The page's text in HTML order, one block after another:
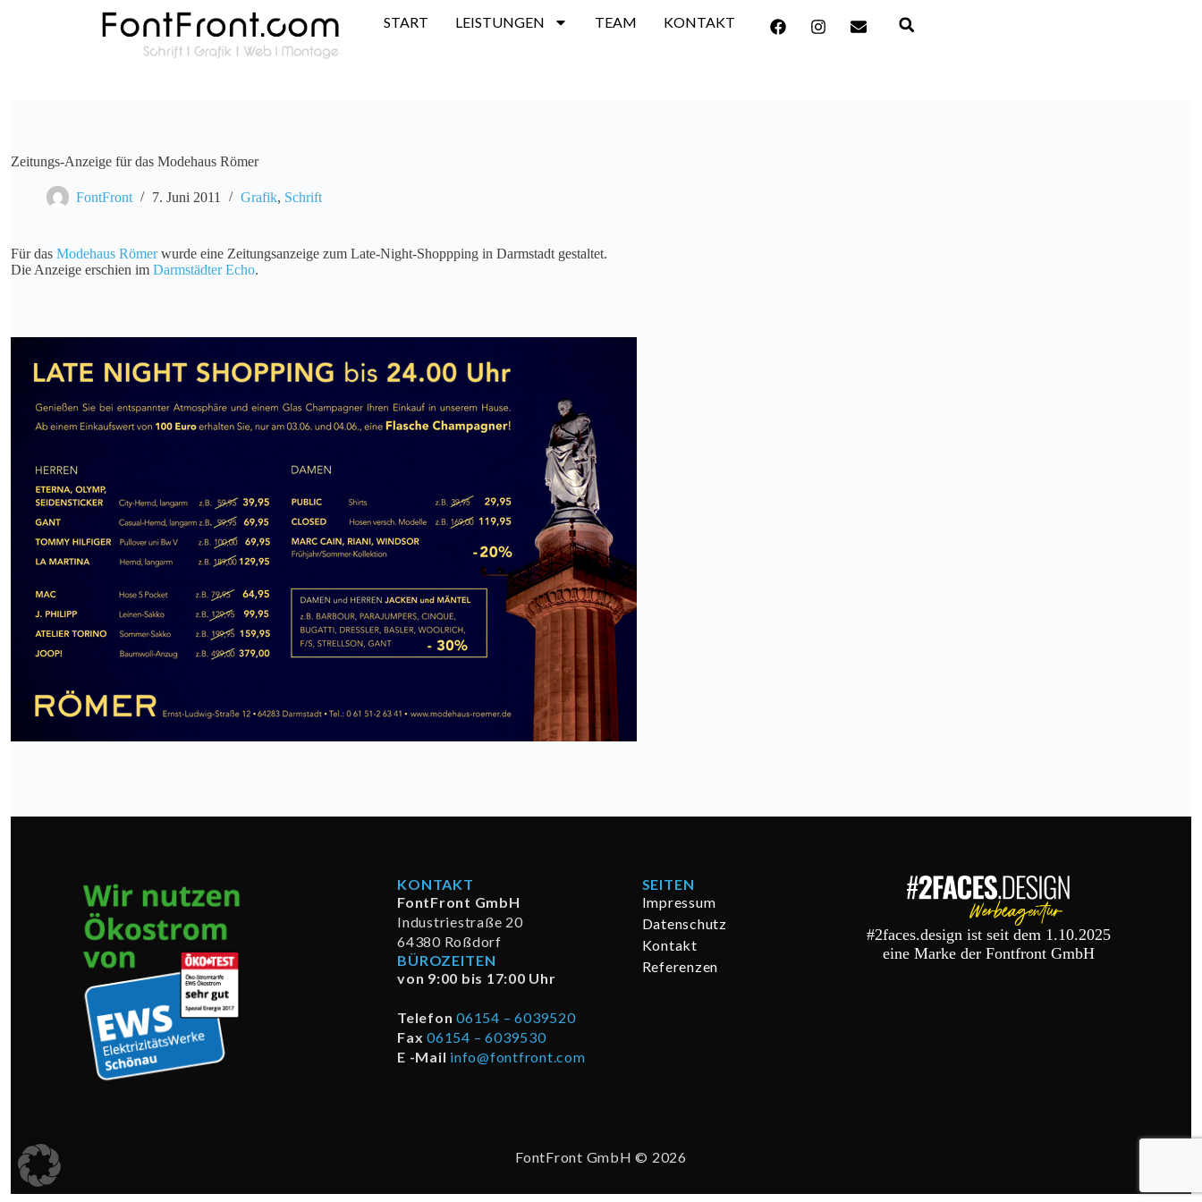
START LEISTUNGEN TEAM KONTAKT
Zeitungs-Anzeige für das Modehaus Römer
FontFront 7. Juni 2011 Grafik, Schrift
Für das Modehaus Römerwurde eine Zeitungsanzeige zum Late-Night-Shoppping in Darmstadt gestaltet.
Die Anzeige erschien im Darmstädter Echo.
KONTAKT
FontFront GmbH
Industriestraße 20
64380 Roßdorf
BÜROZEITEN
von 9:00 bis 17:00 Uhr
Telefon 06154 – 6039520
Fax 06154 – 6039530
E -Mail info@fontfront.com
SEITEN
Impressum
Datenschutz
Kontakt
Referenzen
#2faces.design ist seit dem 1.10.2025
eine Marke der Fontfront GmbH
FontFront GmbH © 2026